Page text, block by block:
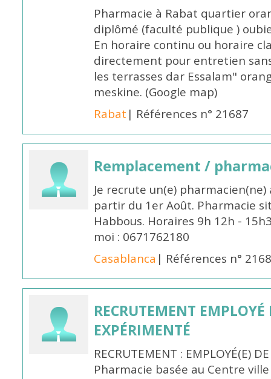
Pharmacie à Rabat quartier
diplômé (faculté publique )
En horaire continu ou horaire
directement pour entretien
les terrasses dar Essalam"
meskine. (Google map)
Rabat | Références n° 21687
Remplacement /
Je recrute un(e)
partir du 1er Août. Pharmacie
Habbous. Horaires 9h 12h -
moi : 0671762180
Casablanca | Références n°
RECRUTEMENT
EXPÉRIMENTÉ
RECRUTEMENT : EMPLOYÉ(E)
Pharmacie basée au Centre ville